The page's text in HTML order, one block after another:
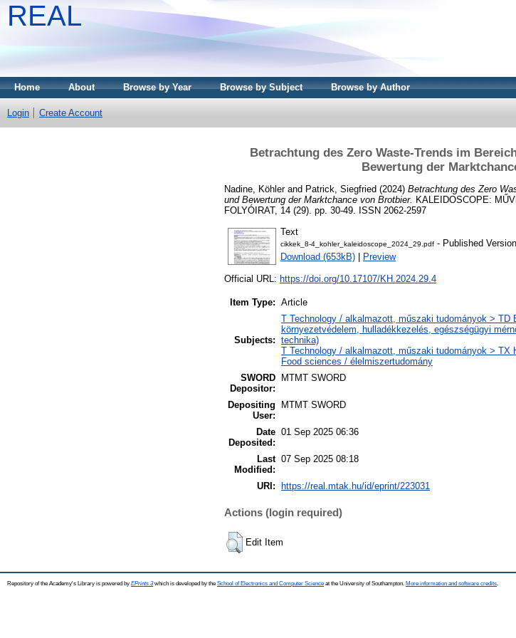
REAL
Home About Browse by Year Browse by Subject Browse by Author
Login Create Account
Betrachtung des Zero Waste-Trends im
Bewertung der
Nadine, Köhlerand Patrick, Siegfried (2024) Betrachtung des Zero
und Bewertung der Marktchance von Brotbier. KALEIDOSCOPE:
FOLYÓIRAT, 14 (29). pp. 30-49. ISSN 2062-2597
Text
cikkek_8-4_kohler_kaleidoscope_2024_29.pdf - Published Version
Download (653kB)
Preview
Official URL: https://doi.org/10.17107/KH.2024.29.4
Item Type: Article
Subjects:
T Technology / alkalmazott, műszaki tudományok > TD
környezetvédelem, hulladékkezelés, egészségügyi
technika)
T Technology / alkalmazott, műszaki tudományok > TX
Food sciences / élelmiszertudomány
SWORD
Depositor:
MTMT SWORD
Depositing
User:
MTMT SWORD
Date
Deposited:
01 Sep 2025 06:36
Last
Modified:
07 Sep 2025 08:18
URI: https://real.mtak.hu/id/eprint/223031
Actions (login required)
Edit Item
Repository of the Academy's Library is powered by EPrints 3which is developed by the School of Electronics and Computer Science at the University of Southampton. More information and software credits